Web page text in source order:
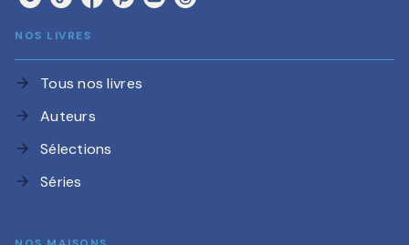
NOS LIVRES
arrow_forward Tous nos livres
arrow_forward Auteurs
arrow_forward Sélections
arrow_forward Séries